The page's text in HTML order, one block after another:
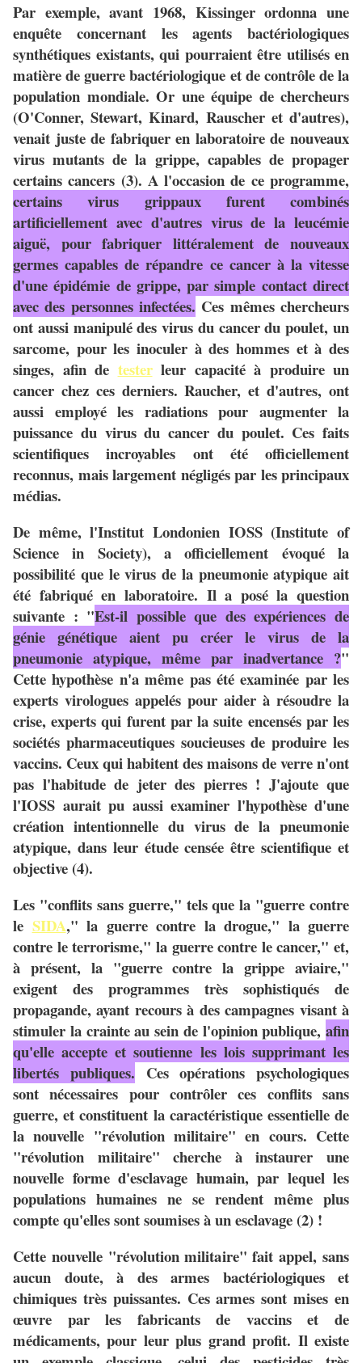
Par exemple, avant 1968, Kissinger ordonna une
enquête concernant les agents bactériologiques
synthétiques existants, qui pourraient être utilisés en
matière de guerre bactériologique et de contrôle de la
population mondiale. Or une équipe de chercheurs
(O'Conner, Stewart, Kinard, Rauscher et d'autres),
venait juste de fabriquer en laboratoire de nouveaux
virus mutants de la grippe, capables de propager
certains cancers (3). A l'occasion de ce programme,
certains virus grippaux furent combinés
artificiellement avec d'autres virus de la leucémie
aiguë, pour fabriquer littéralement de nouveaux
germes capables de répandre ce cancer à la vitesse
d'une épidémie de grippe, par simple contact direct
avec des personnes infectées. Ces mêmes chercheurs
ont aussi manipulé des virus du cancer du poulet, un
sarcome, pour les inoculer à des hommes et à des
singes, afin de testerleur capacité à produire un
cancer chez ces derniers. Raucher, et d'autres, ont
aussi employé les radiations pour augmenter la
puissance du virus du cancer du poulet. Ces faits
scientifiques incroyables ont été officiellement
reconnus, mais largement négligés par les principaux
médias.
De même, l'Institut Londonien IOSS (Institute of
Science in Society), a officiellement évoqué la
possibilité que le virus de la pneumonie atypique ait
été fabriqué en laboratoire. Il a posé la question
suivante : "Est-il possible que des expériences de
génie génétique aient pu créer le virus de la
pneumonie atypique, même par inadvertance ?"
Cette hypothèse n'a même pas été examinée par les
experts virologues appelés pour aider à résoudre la
crise, experts qui furent par la suite encensés par les
sociétés pharmaceutiques soucieuses de produire les
vaccins. Ceux qui habitent des maisons de verre n'ont
pas l'habitude de jeter des pierres ! J'ajoute que
l'IOSS aurait pu aussi examiner l'hypothèse d'une
création intentionnelle du virus de la pneumonie
atypique, dans leur étude censée être scientifique et
objective (4).
Les "conflits sans guerre," tels que la "guerre contre
le SIDA," la guerre contre la drogue," la guerre
contre le terrorisme," la guerre contre le cancer," et,
à présent, la "guerre contre la grippe aviaire,"
exigent des programmes très sophistiqués de
propagande, ayant recours à des campagnes visant à
stimuler la crainte au sein de l'opinion publique, afin
qu'elle accepte et soutienne les lois supprimant les
libertés publiques. Ces opérations psychologiques
sont nécessaires pour contrôler ces conflits sans
guerre, et constituent la caractéristique essentielle de
la nouvelle "révolution militaire" en cours. Cette
"révolution militaire" cherche à instaurer une
nouvelle forme d'esclavage humain, par lequel les
populations humaines ne se rendent même plus
compte qu'elles sont soumises à un esclavage (2) !
Cette nouvelle "révolution militaire" fait appel, sans
aucun doute, à des armes bactériologiques et
chimiques très puissantes. Ces armes sont mises en
œuvre par les fabricants de vaccins et de
médicaments, pour leur plus grand profit. Il existe